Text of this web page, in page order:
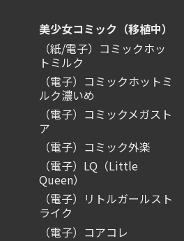
美少女コミック（移植中）
（紙/電子）コミックホッ
トミルク
（電子）コミックホットミ
ルク濃いめ
（電子）コミックメガスト
ア
（電子）コミック外楽
（電子）LQ（Little
Queen）
（電子）リトルガールスト
ライク
（電子）コアコレ